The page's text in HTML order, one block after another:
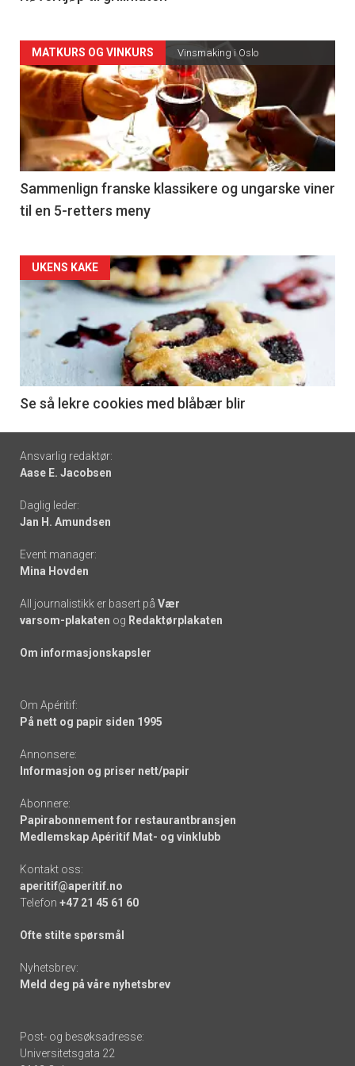
Forsiden
akkurat
nå
-
5
MATKURS OG VINKURS Vinsmaking i Oslo
Sammenlign franske klassikere og ungarske viner
til en 5-retters meny
Forsiden
akkurat
nå
6
UKENS KAKE
Se så lekre cookies med blåbær blir
Footer
-
links
Ansvarlig redaktør:
Aase E. Jacobsen
Daglig leder:
Jan H. Amundsen
Event manager:
Mina Hovden
All journalistikk er basert på Vær
varsom-plakaten og Redaktørplakaten
Om informasjonskapsler
Om Apéritif:
På nett og papir siden 1995
Annonsere:
Informasjon og priser nett/papir
Abonnere:
Papirabonnement for restaurantbransjen
Medlemskap Apéritif Mat- og vinklubb
Kontakt oss:
aperitif@aperitif.no
Telefon +47 21 45 61 60
Ofte stilte spørsmål
Nyhetsbrev:
Meld deg på våre nyhetsbrev
Post- og besøksadresse:
Universitetsgata 22